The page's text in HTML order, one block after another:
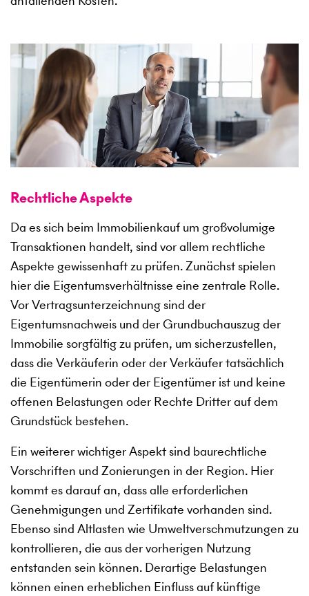
Rechtliche Aspekte
Da es sich beim Immobilienkauf um großvolumige
Transaktionen handelt, sind vor allem rechtliche
Aspekte gewissenhaft zu prüfen. Zunächst spielen
hier die Eigentumsverhältnisse eine zentrale Rolle.
Vor Vertragsunterzeichnung sind der
Eigentumsnachweis und der Grundbuchauszug der
Immobilie sorgfältig zu prüfen, um sicherzustellen,
dass die Verkäuferin oder der Verkäufer tatsächlich
die Eigentümerin oder der Eigentümer ist und keine
offenen Belastungen oder Rechte Dritter auf dem
Grundstück bestehen.
Ein weiterer wichtiger Aspekt sind baurechtliche
Vorschriften und Zonierungen in der Region. Hier
kommt es darauf an, dass alle erforderlichen
Genehmigungen und Zertifikate vorhanden sind.
Ebenso sind Altlasten wie Umweltverschmutzungen zu
kontrollieren, die aus der vorherigen Nutzung
entstanden sein können. Derartige Belastungen
können einen erheblichen Einfluss auf künftige